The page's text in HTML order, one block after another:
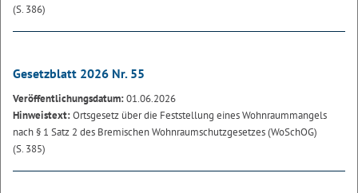
(S. 386)
Gesetzblatt 2026 Nr. 55
Veröffentlichungsdatum:01.06.2026
Hinweistext:Ortsgesetz über die Feststellung eines Wohnraummangels
nach § 1 Satz 2 des Bremischen Wohnraumschutzgesetzes (WoSchOG)
(S. 385)